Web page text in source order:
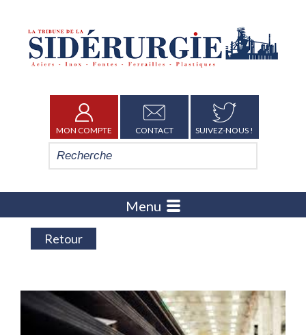
MON COMPTE CONTACT SUIVEZ-NOUS !
Menu
Retour